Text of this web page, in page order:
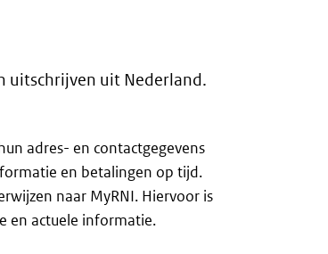
uitschrijven uit Nederland.
adres- en contactgegevens
en betalingen op tijd.
naar MyRNI. Hiervoor is
en actuele informatie.